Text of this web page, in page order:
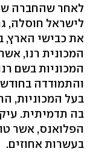
לאחר שהחברה
לישראל חוסלה,
את כבישי הארץ,
המכונית רנו,
המכוניות בשם
והתמודדה
בעל המכוניות,
בה תדמיתית.
הפלואנס, אשר
בעשרות אחוזים.